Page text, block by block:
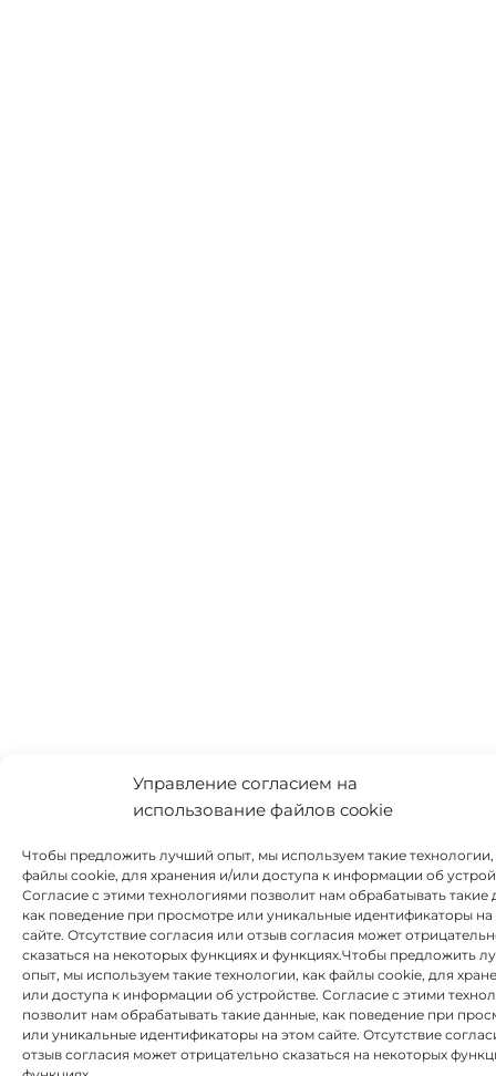
Управление согласием на
использование файлов cookie
Чтобы предложить лучший опыт, мы используем такие технологии,
файлы cookie, для хранения и/или доступа к информации об
Согласие с этими технологиями позволит нам обрабатывать такие
как поведение при просмотре или уникальные идентификаторы на
сайте. Отсутствие согласия или отзыв согласия может
сказаться на некоторых функциях и функциях.Чтобы предложить
опыт, мы используем такие технологии, как файлы cookie, для
или доступа к информации об устройстве. Согласие с этими
позволит нам обрабатывать такие данные, как поведение при
или уникальные идентификаторы на этом сайте. Отсутствие
отзыв согласия может отрицательно сказаться на некоторых